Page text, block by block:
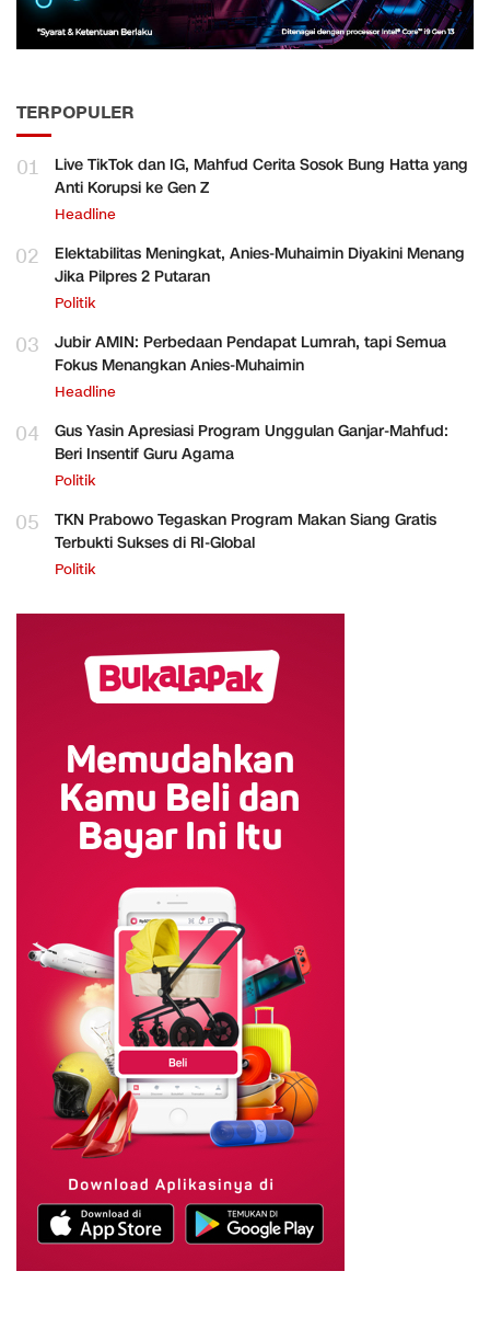
TERPOPULER
01
Live TikTok dan IG, Mahfud Cerita Sosok Bung Hatta yang
Anti Korupsi ke Gen Z
Headline
02
Elektabilitas Meningkat, Anies-Muhaimin Diyakini Menang
Jika Pilpres 2 Putaran
Politik
03
Jubir AMIN: Perbedaan Pendapat Lumrah, tapi Semua
Fokus Menangkan Anies-Muhaimin
Headline
04
Gus Yasin Apresiasi Program Unggulan Ganjar-Mahfud:
Beri Insentif Guru Agama
Politik
05
TKN Prabowo Tegaskan Program Makan Siang Gratis
Terbukti Sukses di RI-Global
Politik